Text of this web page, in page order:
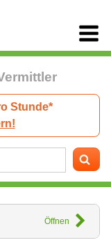
Stunde*
Öffnen